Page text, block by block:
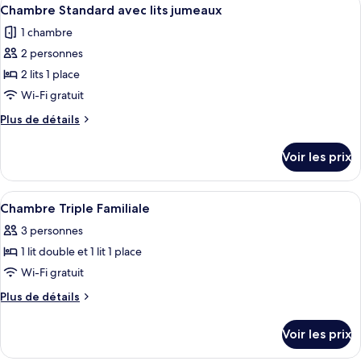
Double
Supérieure
de
Chambre
Double
toutes
les
photos
pour
ce
type
de
Chambre
Standard
avec
lits
jumeaux
3
Chambre Standard avec lits jumeaux
1 chambre
2 personnes
2 lits 1 place
Wi-Fi gratuit
Plus de détails
Plus
le
type
de
Chambre
Standard
lits
jumeaux
Voir les prix
Afficher
toutes
les
photos
pour
ce
chambre :
Chambre Triple Familiale | Bureau,
3
Chambre Triple Familiale
3 personnes
1 lit double et 1 lit 1 place
Wi-Fi gratuit
Plus de détails
Plus
le
Voir les prix